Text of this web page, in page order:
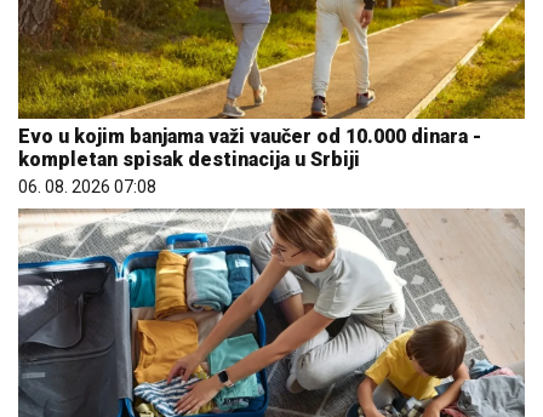
Evo u kojim banjama važi vaučer od 10.000 dinara -
kompletan spisak destinacija u Srbiji
06. 08. 2026 07:08